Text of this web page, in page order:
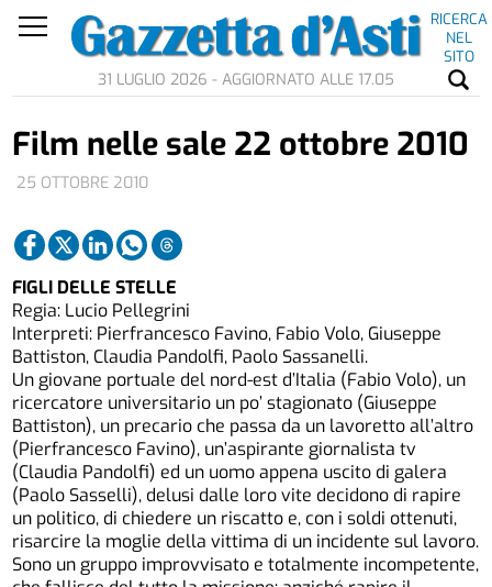
RICERCA
NEL
SITO
31 LUGLIO 2026 - AGGIORNATO ALLE 17.05
25 OTTOBRE 2010
Film nelle sale 22 ottobre 2010
FIGLI DELLE STELLE
Regia: Lucio Pellegrini
Interpreti: Pierfrancesco Favino, Fabio Volo, Giuseppe
Battiston, Claudia Pandolfi, Paolo Sassanelli.
Un giovane portuale del nord-est d’Italia (Fabio Volo), un
ricercatore universitario un po’ stagionato (Giuseppe
Battiston), un precario che passa da un lavoretto all’altro
(Pierfrancesco Favino), un’aspirante giornalista tv
(Claudia Pandolfi) ed un uomo appena uscito di galera
(Paolo Sasselli), delusi dalle loro vite decidono di rapire
un politico, di chiedere un riscatto e, con i soldi ottenuti,
risarcire la moglie della vittima di un incidente sul lavoro.
Sono un gruppo improvvisato e totalmente incompetente,